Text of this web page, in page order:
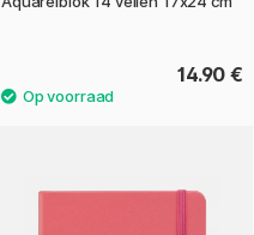
14.90 €